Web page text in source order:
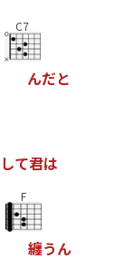
C7
んだと
して君は
F
纏うん